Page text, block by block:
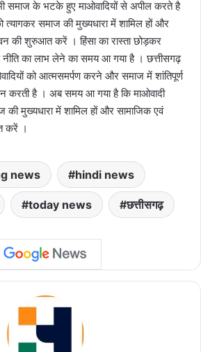
समाज के भटके हुए माओवादियों से अपील करते है
त्यागकर समाज की मुख्यधारा में शामिल हों और
की शुरुआत करें । हिंसा का रास्ता छोड़कर
नीति का लाभ लेने का समय आ गया है । छत्तीसगढ़
को आत्मसमर्पण करने और समाज में शांतिपूर्ण
करती है । अब समय आ गया है कि माओवादी
की मुख्यधारा में शामिल हों और सामाजिक एवं
करें ।
news hindi news
today news छत्तीसगढ़